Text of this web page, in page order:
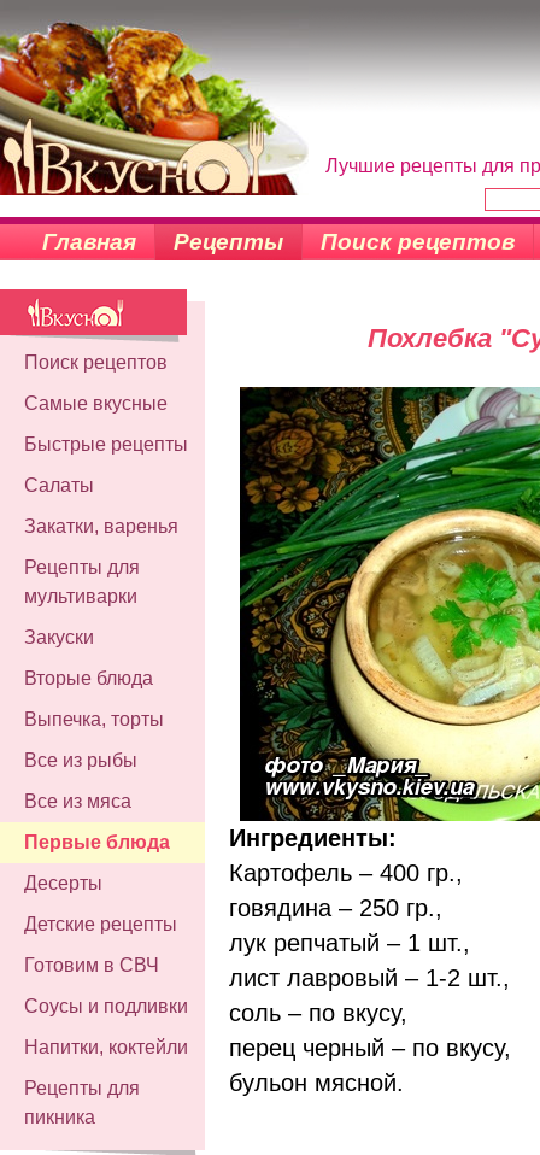
Лучшие рецепты для
Главная Рецепты Поиск рецептов
Поиск рецептов
Самые вкусные
Быстрые рецепты
Салаты
Закатки, варенья
Рецепты для
мультиварки
Закуски
Вторые блюда
Выпечка, торты
Все из рыбы
Все из мяса
Первые блюда
Десерты
Детские рецепты
Готовим в СВЧ
Соусы и подливки
Напитки, коктейли
Рецепты для
пикника
Похлебка
Ингредиенты:
Картофель – 400 гр.,
говядина – 250 гр.,
лук репчатый – 1 шт.,
лист лавровый – 1-2 шт.,
соль – по вкусу,
перец черный – по вкусу,
бульон мясной.